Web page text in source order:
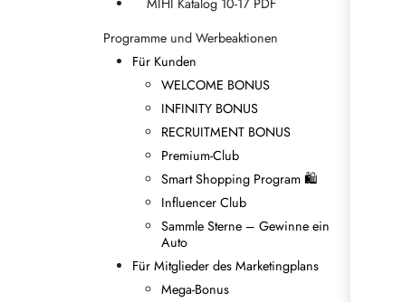
Regeln für die Vererbung
MIHI Katalog 10-17 PDF
Programme und Werbeaktionen
Für Kunden
WELCOME BONUS
INFINITY BONUS
RECRUITMENT BONUS
Premium-Club
Smart Shopping Program 🛍
Influencer Club
Sammle Sterne – Gewinne ein
Auto
Für Mitglieder des Marketingplans
Mega-Bonus